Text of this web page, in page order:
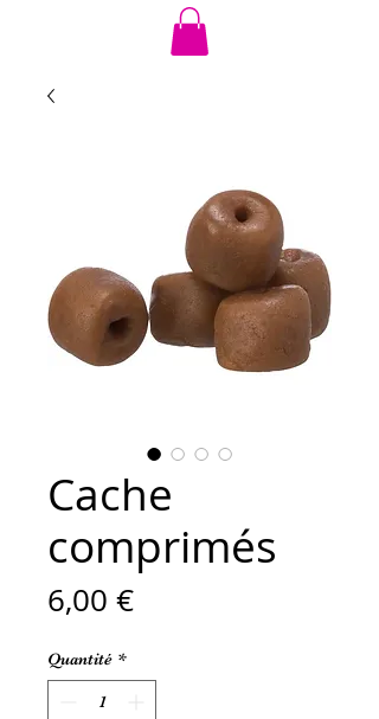
Cache
comprimés
6,00 €Prix
Quantité *